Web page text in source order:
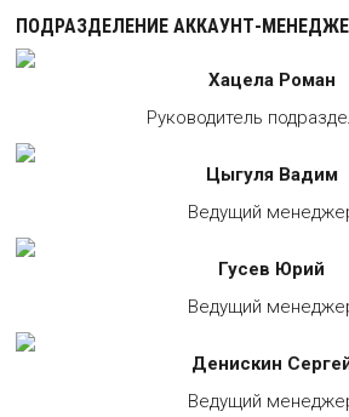
ПОДРАЗДЕЛЕНИЕ АККАУНТ-
Хацела Роман
Руководитель
Цыгуля Вадим
Ведущий
Гусев Юрий
Ведущий
Денискин
Ведущий